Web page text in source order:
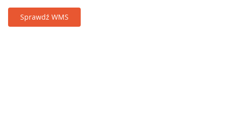
Sprawdź WMS